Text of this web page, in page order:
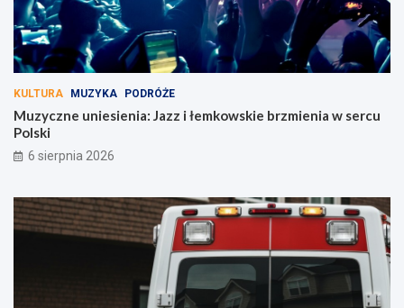
KULTURA MUZYKA PODRÓŻE
Muzyczne uniesienia: Jazz i łemkowskie brzmienia w sercu
Polski
6 sierpnia 2026